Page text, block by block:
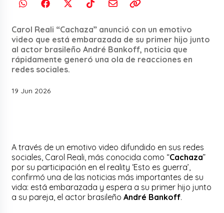
Carol Reali “Cachaza” anunció con un emotivo
video que está embarazada de su primer hijo junto
al actor brasileño André Bankoff, noticia que
rápidamente generó una ola de reacciones en
redes sociales.
19 Jun 2026
A través de un emotivo video difundido en sus redes
sociales, Carol Reali, más conocida como “Cachaza”
por su participación en el reality ‘Esto es guerra’,
confirmó una de las noticias más importantes de su
vida: está embarazada y espera a su primer hijo junto
a su pareja, el actor brasileñoAndré Bankoff.